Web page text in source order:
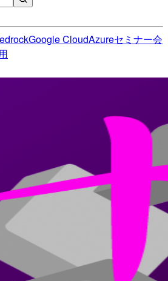
Google CloudAzureセミナー会